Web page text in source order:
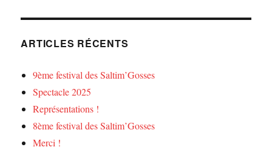
ARTICLES RÉCENTS
9ème festival des Saltim’Gosses
Spectacle 2025
Représentations !
8ème festival des Saltim’Gosses
Merci !